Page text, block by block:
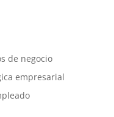
de negocio
empresarial